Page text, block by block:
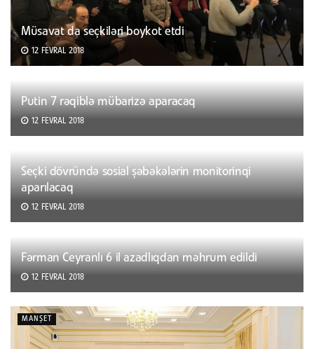
Müsavat da seçkiləri boykot etdi
12 FEVRAL 2018
Putin 7 rəqiblə mübarizə aparacaq
12 FEVRAL 2018
Seçki dövründə sosial şəbəkələrin monitorinqi
aparılacaq
12 FEVRAL 2018
Fərman Ceyranlı 6 il azadlıqdan məhrum edildi
12 FEVRAL 2018
MANŞET